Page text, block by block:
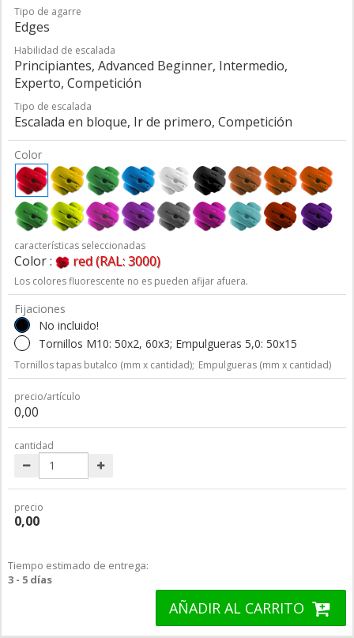
Tipo de agarre
Edges
Habilidad de escalada
Principiantes, Advanced Beginner, Intermedio,
Experto, Competición
Tipo de escalada
Escalada en bloque, Ir de primero, Competición
Color
características seleccionadas
Color : red (RAL: 3000)
Los colores fluorescente no es pueden afijar afuera.
Fijaciones
No incluido!
Tornillos M10: 50x2, 60x3; Empulgueras 5,0: 50x15
Tornillos tapas butalco (mm x cantidad); Empulgueras (mm x cantidad)
precio/artículo
0,00
cantidad
precio
0,00
Tiempo estimado de entrega:
3 - 5 días
AÑADIR AL CARRITO